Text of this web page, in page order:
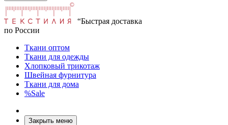
“Быстрая доставка
по России
Ткани оптом
Ткани для одежды
Хлопковый трикотаж
Швейная фурнитура
Ткани для дома
%Sale
Закрыть меню